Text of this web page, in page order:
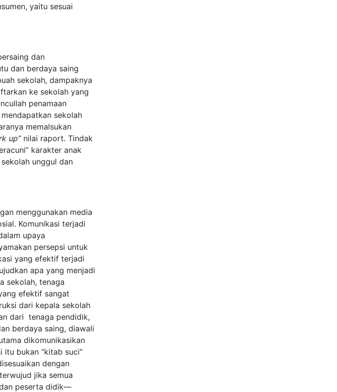
yaitu sesuai
dan
dan berdaya saing
sekolah, dampaknya
ke sekolah yang
penamaan
sekolah
memalsukan
up” nilai raport. Tindak
karakter anak
unggul dan
menggunakan media
Komunikasi terjadi
upaya
persepsi untuk
yang efektif terjadi
apa yang menjadi
sekolah, tenaga
efektif sangat
dari kepala sekolah
dari tenaga pendidik,
berdaya saing, diawali
dikomunikasikan
itu bukan “kitab suci”
dengan
jika semua
peserta didik—